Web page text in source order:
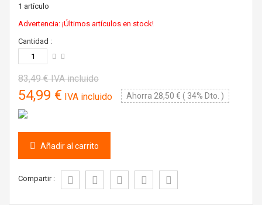
1 artículo
Advertencia: ¡Últimos artículos en stock!
Cantidad :
83,49 €IVA incluido
54,99 € IVA incluido Ahorra 28,50 € ( 34% Dto. )
Añadir al carrito
Compartir :